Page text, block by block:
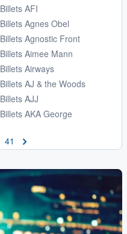
Billets AFI
Billets Agnes Obel
Billets Agnostic Front
Billets Aimee Mann
Billets Airways
Billets AJ & the Woods
Billets AJJ
Billets AKA George
41